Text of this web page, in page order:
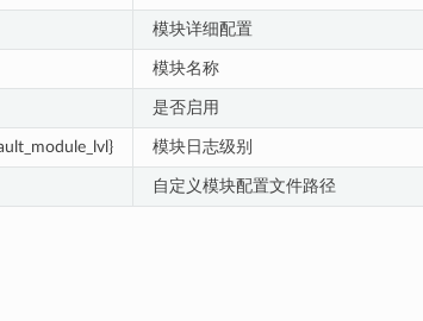
模块详细配置
模块名称
是否启用
模块日志级别
自定义模块配置文件路径